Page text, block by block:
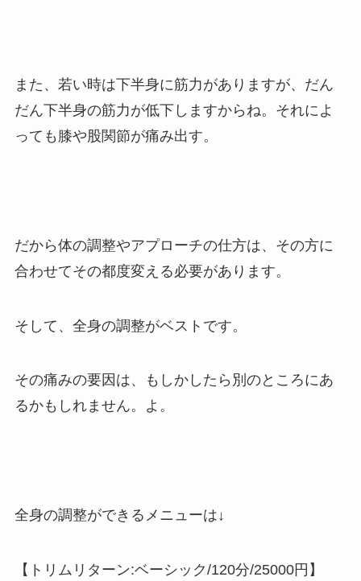
また、若い時は下半身に筋力がありますが、だん
だん下半身の筋力が低下しますからね。それによ
っても膝や股関節が痛み出す。
だから体の調整やアプローチの仕方は、その方に
合わせてその都度変える必要があります。
そして、全身の調整がベストです。
その痛みの要因は、もしかしたら別のところにあ
るかもしれません。よ。
全身の調整ができるメニューは↓
【トリムリターン:ベーシック/120分/25000円】